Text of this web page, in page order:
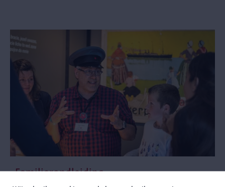
Familierondleiding